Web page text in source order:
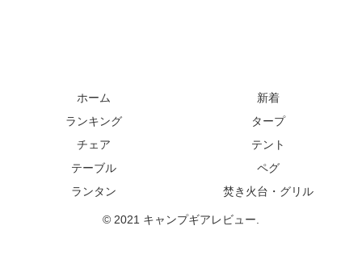
ホーム
新着
ランキング
タープ
チェア
テント
テーブル
ペグ
ランタン
焚き火台・グリル
© 2021 キャンプギアレビュー.